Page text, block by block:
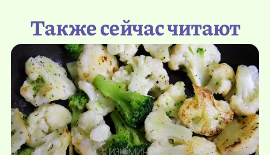
Также сейчас читают